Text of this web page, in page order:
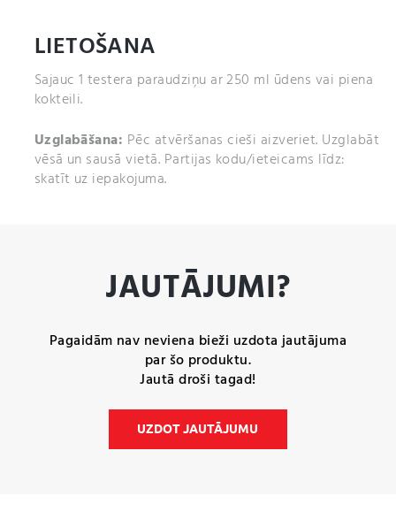
LIETOŠANA
Sajauc 1 testera paraudziņu ar 250 ml ūdens vai piena
kokteili.
Uzglabāšana: Pēc atvēršanas cieši aizveriet. Uzglabāt
vēsā un sausā vietā. Partijas kodu/ieteicams līdz:
skatīt uz iepakojuma.
JAUTĀJUMI?
Pagaidām nav neviena bieži uzdota jautājuma
par šo produktu.
Jautā droši tagad!
UZDOT JAUTĀJUMU